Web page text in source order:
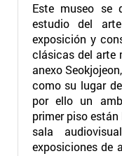
Este museo se
estudio del
exposición y
clásicas del arte
anexo
como su lugar
por ello un
primer piso
sala
exposiciones de